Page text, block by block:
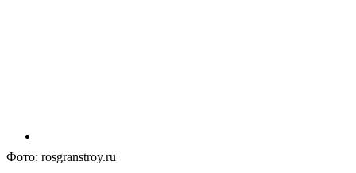
Фото: rosgranstroy.ru